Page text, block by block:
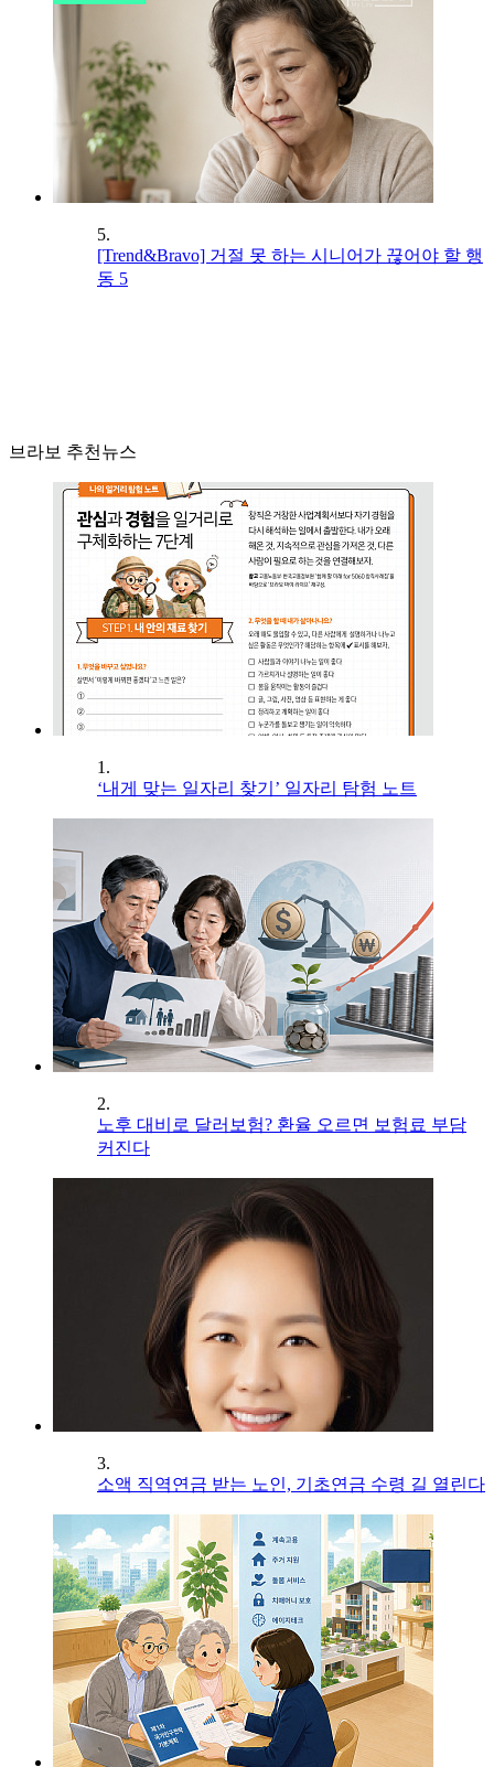
5.
[Trend&Bravo] 거절 못 하는 시니어가 끊어야 할 행
동 5
브라보 추천뉴스
1.
‘내게 맞는 일자리 찾기’ 일자리 탐험 노트
2.
노후 대비로 달러보험? 환율 오르면 보험료 부담
커진다
3.
소액 직역연금 받는 노인, 기초연금 수령 길 열린다